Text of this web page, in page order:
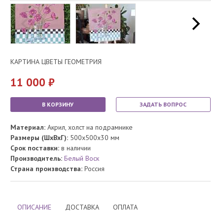
КАРТИНА ЦВЕТЫ ГЕОМЕТРИЯ
11 000
В КОРЗИНУ ЗАДАТЬ ВОПРОС
Материал: Акрил, холст на подрамнике
Размеры (ШхВхГ): 500x500x30 мм
Срок поставки: в наличии
Производитель: Белый Воск
Страна производства: Россия
ОПИСАНИЕ ДОСТАВКА ОПЛАТА